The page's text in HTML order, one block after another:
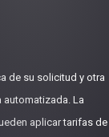
de su solicitud y otra
La
aplicar tarifas de